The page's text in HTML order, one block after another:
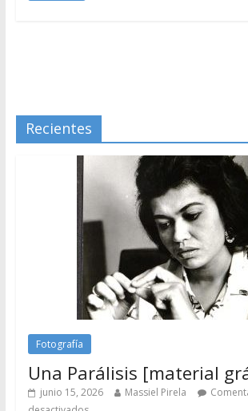
Recientes
Fotografía
Una Parálisis [material
junio 15, 2026 Massiel Pirela